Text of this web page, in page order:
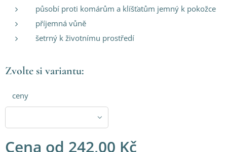
působí proti komárům a klíšťatům jemný k pokožce
příjemná vůně
šetrný k životnímu prostředí
Zvolte si variantu:
ceny
Cena od 242,00 Kč